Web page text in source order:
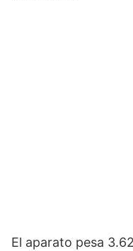
El aparato pesa